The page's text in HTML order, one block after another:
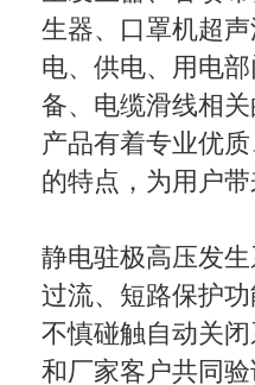
生器、口罩机超
电、供电、用电
备、电缆滑线相
产品有着专业优
的特点，为用户
静电驻极高压发
过流、短路保护
不慎碰触自动关
和厂家客户共同